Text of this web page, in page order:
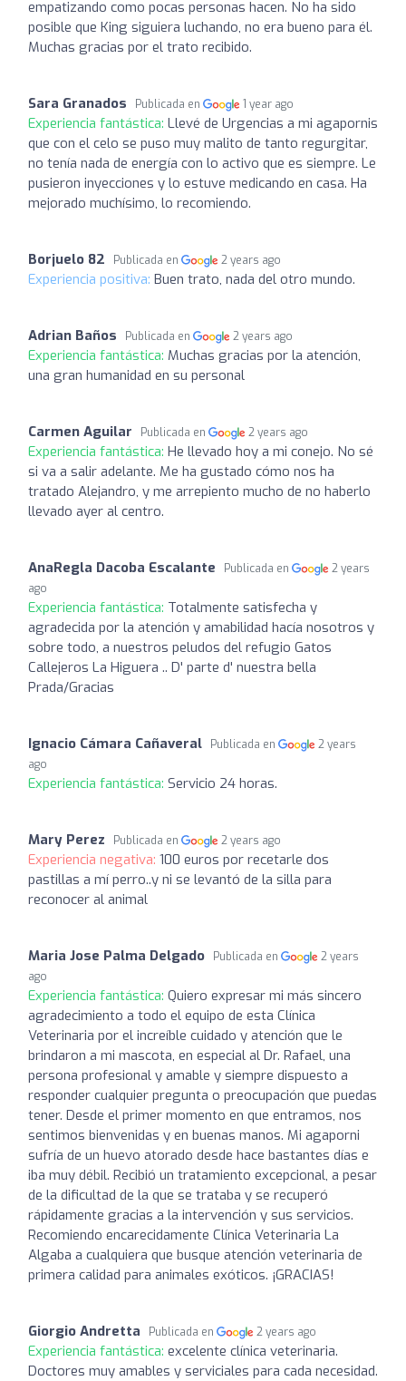
empatizando como pocas personas hacen. No ha sido
posible que King siguiera luchando, no era bueno para él.
Muchas gracias por el trato recibido.
Sara Granados Publicada en 1 year ago
Experiencia fantástica: Llevé de Urgencias a mi agapornis
que con el celo se puso muy malito de tanto regurgitar,
no tenía nada de energía con lo activo que es siempre. Le
pusieron inyecciones y lo estuve medicando en casa. Ha
mejorado muchísimo, lo recomiendo.
Borjuelo 82 Publicada en 2 years ago
Experiencia positiva: Buen trato, nada del otro mundo.
Adrian Baños Publicada en 2 years ago
Experiencia fantástica: Muchas gracias por la atención,
una gran humanidad en su personal
Carmen Aguilar Publicada en 2 years ago
Experiencia fantástica: He llevado hoy a mi conejo. No sé
si va a salir adelante. Me ha gustado cómo nos ha
tratado Alejandro, y me arrepiento mucho de no haberlo
llevado ayer al centro.
AnaRegla Dacoba Escalante Publicada en
2 years
ago
Experiencia fantástica: Totalmente satisfecha y
agradecida por la atención y amabilidad hacía nosotros y
sobre todo, a nuestros peludos del refugio Gatos
Callejeros La Higuera .. D' parte d' nuestra bella
Prada/Gracias
Ignacio Cámara Cañaveral Publicada en
2 years
ago
Experiencia fantástica: Servicio 24 horas.
Mary Perez Publicada en 2 years ago
Experiencia negativa: 100 euros por recetarle dos
pastillas a mí perro..y ni se levantó de la silla para
reconocer al animal
Maria Jose Palma Delgado Publicada en
2 years
ago
Experiencia fantástica: Quiero expresar mi más sincero
agradecimiento a todo el equipo de esta Clínica
Veterinaria por el increíble cuidado y atención que le
brindaron a mi mascota, en especial al Dr. Rafael, una
persona profesional y amable y siempre dispuesto a
responder cualquier pregunta o preocupación que puedas
tener. Desde el primer momento en que entramos, nos
sentimos bienvenidas y en buenas manos. Mi agaporni
sufría de un huevo atorado desde hace bastantes días e
iba muy débil. Recibió un tratamiento excepcional, a pesar
de la dificultad de la que se trataba y se recuperó
rápidamente gracias a la intervención y sus servicios.
Recomiendo encarecidamente Clínica Veterinaria La
Algaba a cualquiera que busque atención veterinaria de
primera calidad para animales exóticos. ¡GRACIAS!
Giorgio Andretta Publicada en 2 years ago
Experiencia fantástica: excelente clínica veterinaria.
Doctores muy amables y serviciales para cada necesidad.